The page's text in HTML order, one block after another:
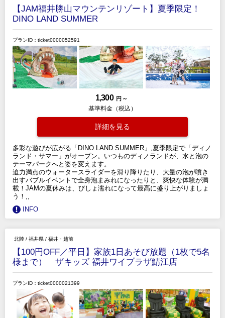
【JAM福井勝山マウンテンリゾート】夏季限定！
DINO LAND SUMMER
プランID：ticket0000052591
1,300 円 ～
基準料金（税込）
詳細を見る
多彩な遊びが広がる「DINO LAND SUMMER」,夏季限定で「ディノ
ランド・サマー」がオープン。いつものディノランドが、水と泡の
テーマパークへと姿を変えます。
迫力満点のウォータースライダーを滑り降りたり、大量の泡が噴き
出すバブルイベントで全身泡まみれになったりと、爽快な体験が満
載！JAMの夏休みは、びしょ濡れになって最高に盛り上がりましょ
う！,,
INFO
北陸 / 福井県 / 福井・越前
【100円OFF／平日】家族1日あそび放題（1枚で5名
様まで） ザキッズ 福井ワイプラザ鯖江店
プランID：ticket0000021399